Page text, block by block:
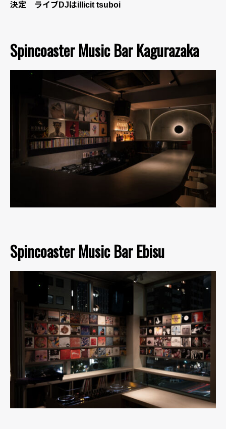
決定 ライブDJはillicit tsuboi
Spincoaster Music Bar Kagurazaka
Spincoaster Music Bar Ebisu